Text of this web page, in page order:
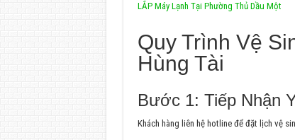
LẮP Máy Lạnh Tại Phường Thủ Dầu Một
Quy Trình Vệ
Hùng Tài
Bước 1: Tiếp Nhận
Khách hàng liên hệ hotline để đặt lịch vệ